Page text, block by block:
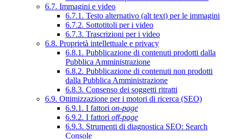
6.7. Immagini e video
6.7.1. Testo alternativo (alt text) per le immagini
6.7.2. Sottotitoli per i video
6.7.3. Trascrizioni per i video
6.8. Proprietà intellettuale e privacy
6.8.1. Pubblicazione di contenuti prodotti dalla
Pubblica Amministrazione
6.8.2. Pubblicazione di contenuti non prodotti
dalla Pubblica Amministrazione
6.8.3. Consenso dei soggetti ritratti
6.9. Ottimizzazione per i motori di ricerca (SEO)
6.9.1. I fattori on-page
6.9.2. I fattori off-page
6.9.3. Strumenti di diagnostica SEO: Search
Console